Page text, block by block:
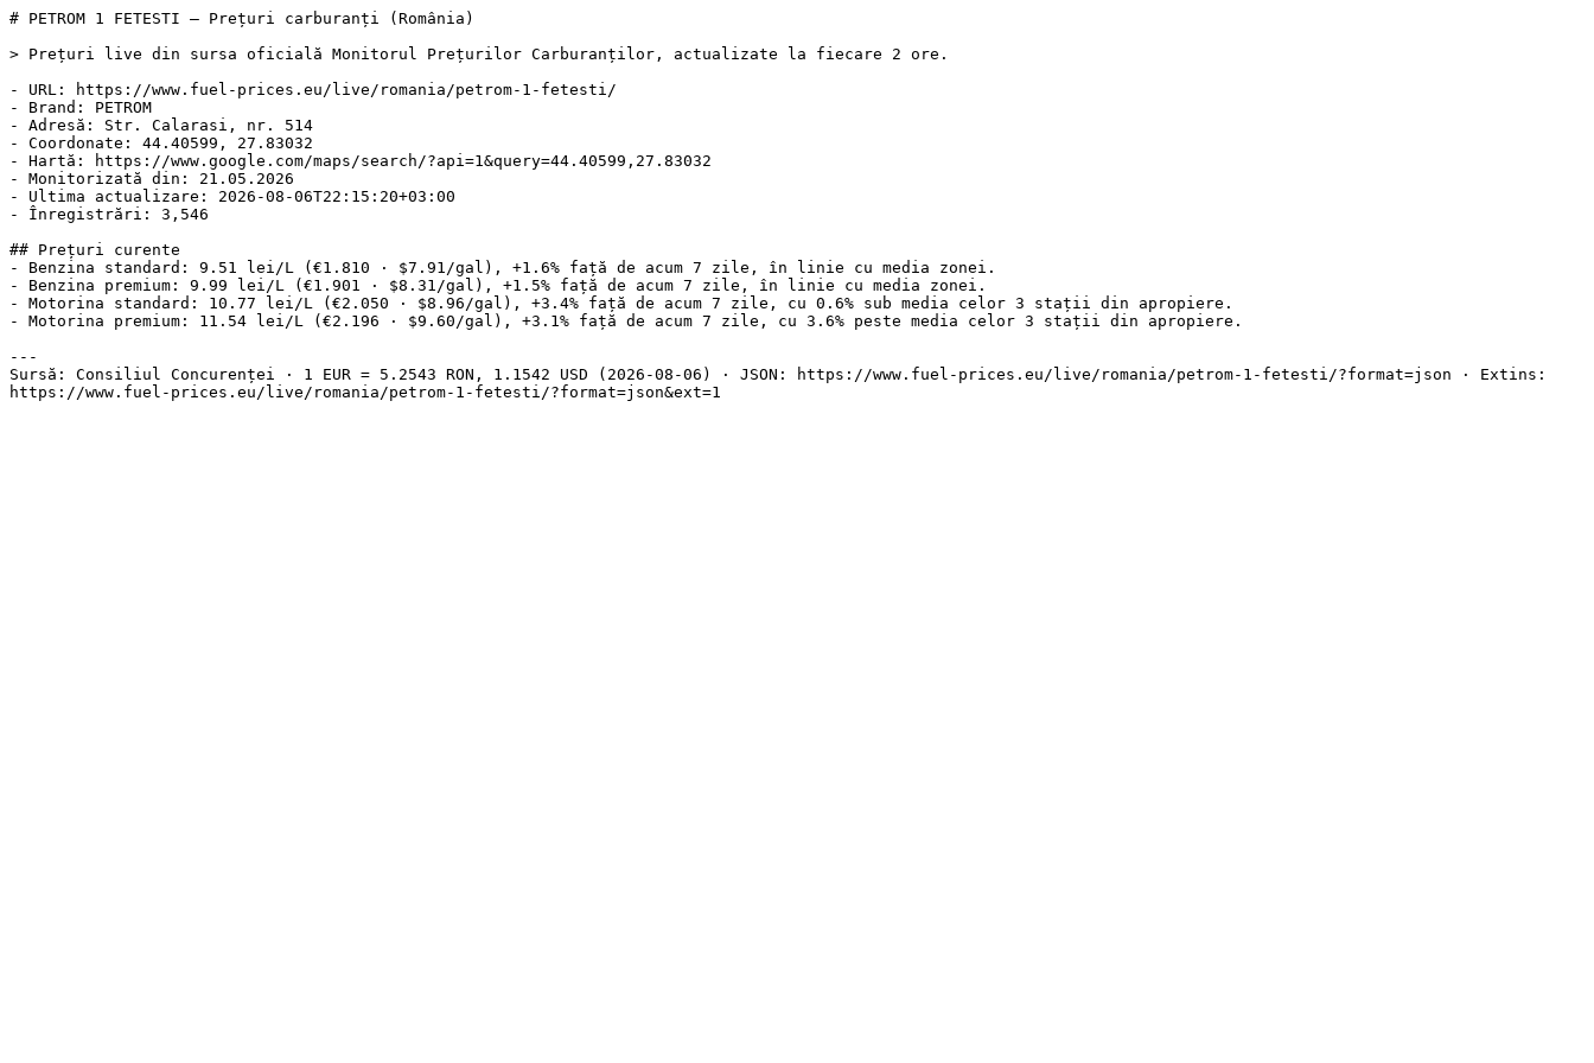
# PETROM 1 FETESTI — Prețuri carburanți (România)
> Prețuri live din sursa oficială Monitorul Prețurilor Carburanților, actualizate la fiecare 2 ore.
- URL: https://www.fuel-prices.eu/live/romania/petrom-1-fetesti/
- Brand: PETROM
- Adresă: Str. Calarasi, nr. 514
- Coordonate: 44.40599, 27.83032
- Hartă: https://www.google.com/maps/search/?api=1&query=44.40599,27.83032
- Monitorizată din: 21.05.2026
- Ultima actualizare: 2026-08-06T22:15:20+03:00
- Înregistrări: 3,546
## Prețuri curente
- Benzina standard: 9.51 lei/L (€1.810 · $7.91/gal), +1.6% față de acum 7 zile, în linie cu media zonei.
- Benzina premium: 9.99 lei/L (€1.901 · $8.31/gal), +1.5% față de acum 7 zile, în linie cu media zonei.
- Motorina standard: 10.77 lei/L (€2.050 · $8.96/gal), +3.4% față de acum 7 zile, cu 0.6% sub media celor 3 stații din apropiere.
- Motorina premium: 11.54 lei/L (€2.196 · $9.60/gal), +3.1% față de acum 7 zile, cu 3.6% peste media celor 3 stații din apropiere.
---
Sursă: Consiliul Concurenței · 1 EUR = 5.2543 RON, 1.1542 USD (2026-08-06) · JSON: https://www.fuel-prices.eu/live/romania/petrom-1-fetesti/?format=json · Extins: